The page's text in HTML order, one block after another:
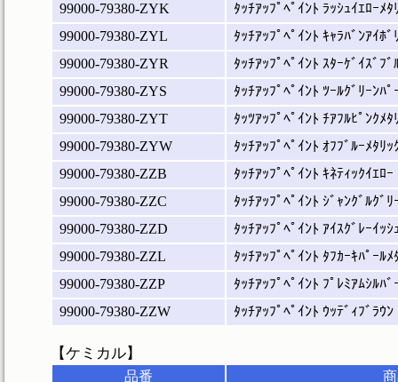
99000-79380-ZYK
ﾀｯﾁｱｯﾌﾟﾍﾟｲﾝﾄ ﾗｯｼｭｲｴﾛｰﾒﾀ
99000-79380-ZYL
ﾀｯﾁｱｯﾌﾟﾍﾟｲﾝﾄ ｷｬﾗﾊﾞﾝｱｲﾎﾞ
99000-79380-ZYR
ﾀｯﾁｱｯﾌﾟﾍﾟｲﾝﾄ ｽﾀｰｹﾞｲｽﾞﾌﾞ
99000-79380-ZYS
ﾀｯﾁｱｯﾌﾟﾍﾟｲﾝﾄ ﾂｰﾙｸﾞﾘｰﾝﾊﾟ
99000-79380-ZYT
ﾀｯﾂｱｯﾌﾟﾍﾟｲﾝﾄ ﾁｱﾌﾙﾋﾟﾝｸﾒﾀ
99000-79380-ZYW
ﾀｯﾁｱｯﾌﾟﾍﾟｲﾝﾄ ｵﾌﾌﾞﾙｰﾒﾀﾘｯ
99000-79380-ZZB
ﾀｯﾁｱｯﾌﾟﾍﾟｲﾝﾄ ｷﾈﾃｨｯｸｲｴﾛｰ
99000-79380-ZZC
ﾀｯﾁｱｯﾌﾟﾍﾟｲﾝﾄ ｼﾞｬﾝｸﾞﾙｸﾞﾘ
99000-79380-ZZD
ﾀｯﾁｱｯﾌﾟﾍﾟｲﾝﾄ ｱｲｽｸﾞﾚｰｲｯｼ
99000-79380-ZZL
ﾀｯﾁｱｯﾌﾟﾍﾟｲﾝﾄ ﾀﾌｶｰｷﾊﾟｰﾙﾒ
99000-79380-ZZP
ﾀｯﾁｱｯﾌﾟﾍﾟｲﾝﾄ ﾌﾟﾚﾐｱﾑｼﾙﾊﾞ
99000-79380-ZZW
ﾀｯﾁｱｯﾌﾟﾍﾟｲﾝﾄ ｳｯﾃﾞｨﾌﾞﾗｳﾝ
【ケミカル】
品番